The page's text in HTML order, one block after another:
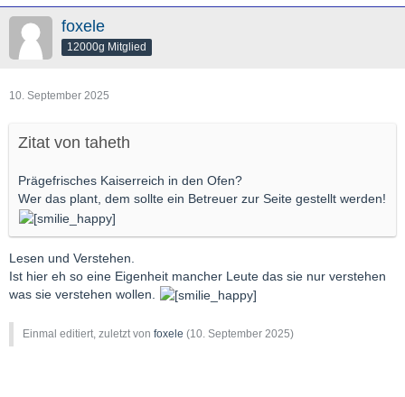
foxele
12000g Mitglied
10. September 2025
Zitat von taheth
Prägefrisches Kaiserreich in den Ofen?
Wer das plant, dem sollte ein Betreuer zur Seite gestellt werden!
Lesen und Verstehen.
Ist hier eh so eine Eigenheit mancher Leute das sie nur verstehen
was sie verstehen wollen.
Einmal editiert, zuletzt von foxele (10. September 2025)